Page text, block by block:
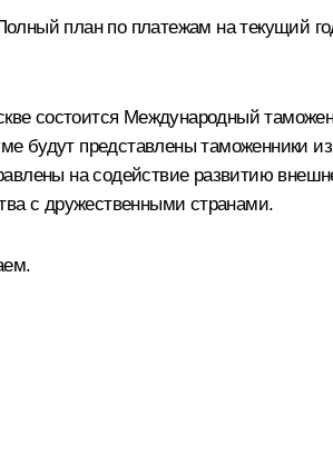
план по платежам на текущий
состоится Международный
будут представлены таможенники
на содействие развитию
с дружественными странами.